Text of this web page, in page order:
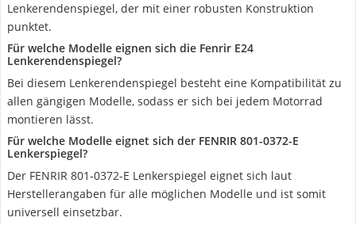
Lenkerendenspiegel, der mit einer robusten Konstruktion
punktet.
Für welche Modelle eignen sich die Fenrir E24
Lenkerendenspiegel?
Bei diesem Lenkerendenspiegel besteht eine Kompatibilität zu
allen gängigen Modelle, sodass er sich bei jedem Motorrad
montieren lässt.
Für welche Modelle eignet sich der FENRIR 801-0372-E
Lenkerspiegel?
Der FENRIR 801-0372-E Lenkerspiegel eignet sich laut
Herstellerangaben für alle möglichen Modelle und ist somit
universell einsetzbar.